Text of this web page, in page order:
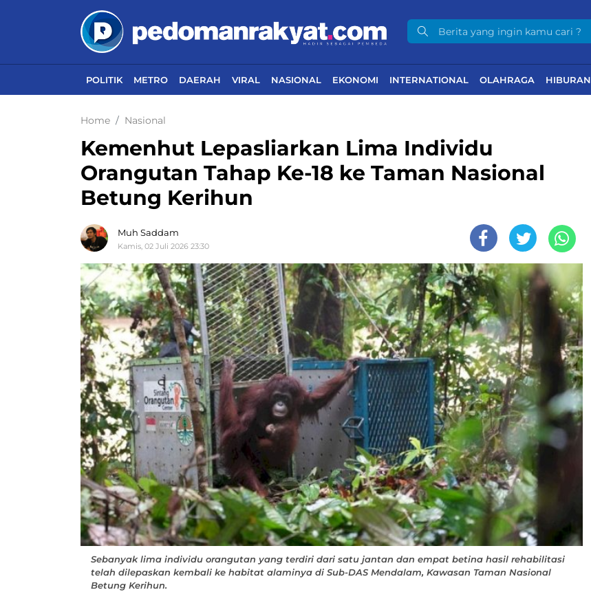
POLITIK METRO DAERAH VIRAL NASIONAL EKONOMI INTERNATIONAL OLAHRAGA HIBURAN
Home Nasional
Kemenhut Lepasliarkan Lima Individu
Orangutan Tahap Ke-18 ke Taman Nasional
Betung Kerihun
Muh Saddam
Kamis, 02 Juli 2026 23:30
Sebanyak lima individu orangutan yang terdiri dari satu jantan dan empat betina hasil rehabilitasi
telah dilepaskan kembali ke habitat alaminya di Sub-DAS Mendalam, Kawasan Taman Nasional
Betung Kerihun.